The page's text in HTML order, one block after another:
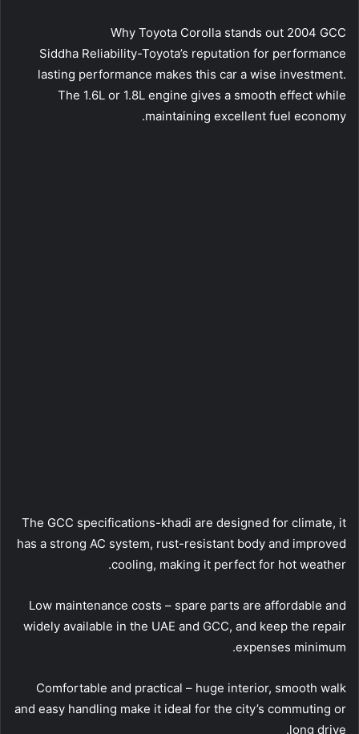
Why Toyota Corolla stands out 2004 GCC
Siddha Reliability-Toyota’s reputation for performance
lasting performance makes this car a wise investment.
The 1.6L or 1.8L engine gives a smooth effect while
maintaining excellent fuel economy.
The GCC specifications-khadi are designed for climate, it
has a strong AC system, rust-resistant body and improved
cooling, making it perfect for hot weather.
Low maintenance costs – spare parts are affordable and
widely available in the UAE and GCC, and keep the repair
expenses minimum.
Comfortable and practical – huge interior, smooth walk
and easy handling make it ideal for the city’s commuting or
long drive.